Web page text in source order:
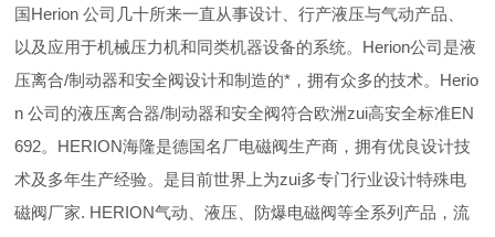
国Herion 公司几十所来一直从事设计、行产液压与气动产品、
以及应用于机械压力机和同类机器设备的系统。Herion公司是液
压离合/制动器和安全阀设计和制造的*，拥有众多的技术。Herio
n 公司的液压离合器/制动器和安全阀符合欧洲zui高安全标准EN
692。HERION海隆是德国名厂电磁阀生产商，拥有优良设计技
术及多年生产经验。是目前世界上为zui多专门行业设计特殊电
磁阀厂家. HERION气动、液压、防爆电磁阀等全系列产品，流